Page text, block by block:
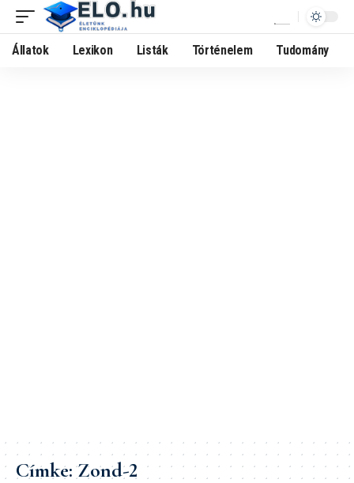
Állatok Lexikon Listák Történelem Tudomány
Címke:Zond-2